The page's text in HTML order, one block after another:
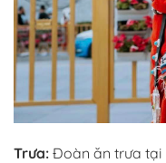
Trưa: Đoàn ăn trưa tại